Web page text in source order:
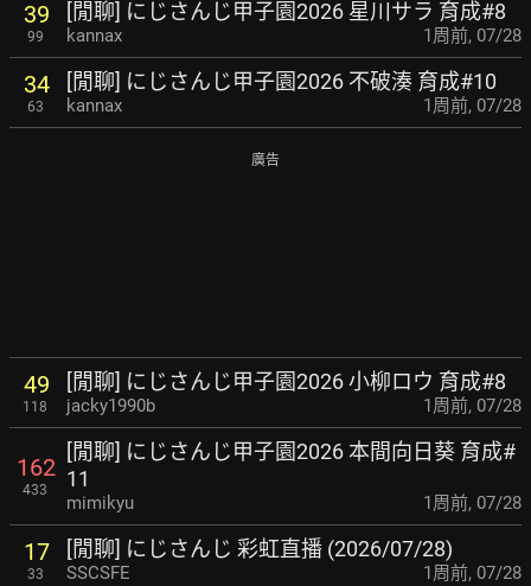
39
99
[閒聊] にじさんじ甲子園2026 星川サラ 育成#8
kannax 1周前, 07/28
34
63
[閒聊] にじさんじ甲子園2026 不破湊 育成#10
kannax 1周前, 07/28
廣告
49
118
[閒聊] にじさんじ甲子園2026 小柳ロウ 育成#8
jacky1990b 1周前, 07/28
162
433
[閒聊] にじさんじ甲子園2026 本間向日葵 育成#
11
mimikyu 1周前, 07/28
17
33
[閒聊] にじさんじ 彩虹直播 (2026/07/28)
SSCSFE 1周前, 07/28